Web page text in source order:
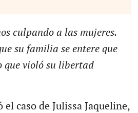
culpando a las mujeres.
su familia se entere que
que violó su libertad
caso de Julissa Jaqueline,